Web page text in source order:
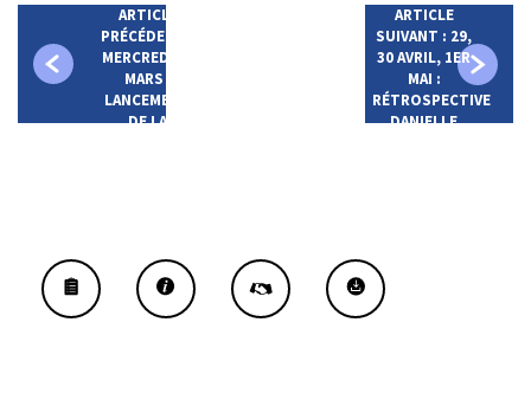
ARTICLE
PRÉCÉDENT :
MERCREDI 22
MARS :
LANCEMENT
DE LA
ARTICLE
SUIVANT : 29,
30 AVRIL, 1ER
MAI :
RÉTROSPECTIVE
DANIELLE